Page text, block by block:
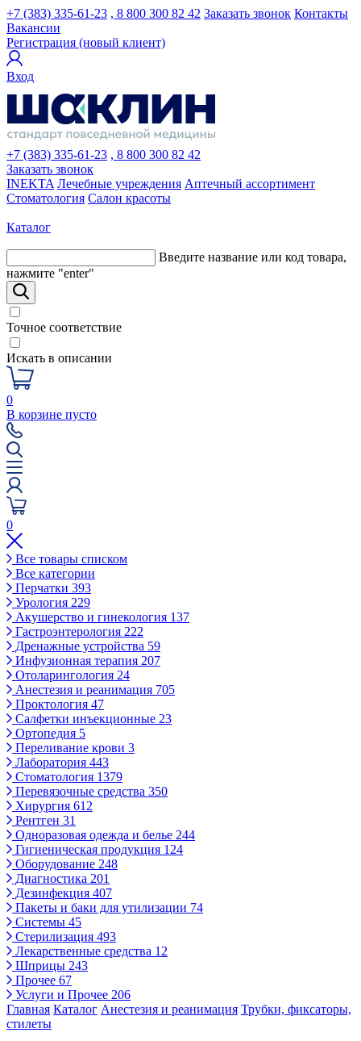
+7 (383) 335-61-23 , 8 800 300 82 42 Заказать звонок Контакты
Вакансии
Регистрация (новый клиент)
Вход
+7 (383) 335-61-23 , 8 800 300 82 42
Заказать звонок
INEKTA Лечебные учреждения Аптечный ассортимент
Стоматология Салон красоты
Каталог
Введите название или код товара,
нажмите "enter"
Точное соответствие
Искать в описании
0
В корзине пусто
0
Все товары списком
Все категории
Перчатки 393
Урология 229
Акушерство и гинекология 137
Гастроэнтерология 222
Дренажные устройства 59
Инфузионная терапия 207
Отоларингология 24
Анестезия и реанимация 705
Проктология 47
Салфетки инъекционные 23
Ортопедия 5
Переливание крови 3
Лаборатория 443
Стоматология 1379
Перевязочные средства 350
Хирургия 612
Рентген 31
Одноразовая одежда и белье 244
Гигиеническая продукция 124
Оборудование 248
Диагностика 201
Дезинфекция 407
Пакеты и баки для утилизации 74
Системы 45
Стерилизация 493
Лекарственные средства 12
Шприцы 243
Прочее 67
Услуги и Прочее 206
Главная Каталог Анестезия и реанимация Трубки, фиксаторы,
стилеты